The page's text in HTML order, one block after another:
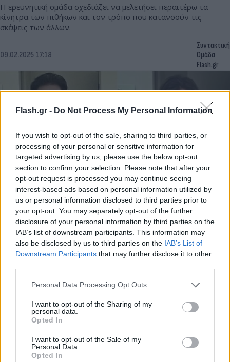
Flash.gr - Do Not Process My Personal Information
If you wish to opt-out of the sale, sharing to third parties, or
processing of your personal or sensitive information for
targeted advertising by us, please use the below opt-out
section to confirm your selection. Please note that after your
opt-out request is processed you may continue seeing
interest-based ads based on personal information utilized by
us or personal information disclosed to third parties prior to
your opt-out. You may separately opt-out of the further
disclosure of your personal information by third parties on the
IAB’s list of downstream participants. This information may
also be disclosed by us to third parties on the IAB’s List of
Downstream Participants that may further disclose it to other
Please note that this website/app uses one or more Google
not limited to your visit or usage behaviour. You may click to
grant or deny consent to Google and its third-party tags to
use your data for below specified purposes in below Google
consent section.
Personal Data Processing Opt Outs
I want to opt-out of the Sharing of my
personal data.
Opted In
I want to opt-out of the Sale of my
Personal Data.
Opted In
Η ερευνητική ομάδα σχεδιάζει να μελετήσει περαιτέρω τα
κίνητρα των πιθήκων και τον τρόπο που κατανοούν τις
σκέψεις των άλλων.
09.02.2025 17:18
Συντακτική
Ομάδα
Flash.gr
Δεν έχει ούτε ιερό ούτε όσιο: Ο Μπράιαν Τζόνσον
κάνει πειράματα στύσης με το γιο του
Θύελλα αντιδράσεων στα social media προκάλεσε το νέο
πείραμα του μεγιστάνα που θέλει να μείνει για πάντα νέος.
Flash.gr